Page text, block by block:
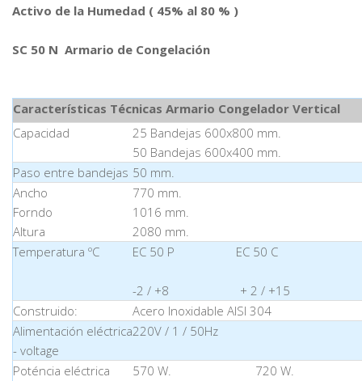
Activo de la Humedad ( 45% al 80 % )
SC 50 N Armario de Congelación
Características Técnicas Armario Congelador Vertical
Capacidad
25 Bandejas 600x800 mm.
50 Bandejas 600x400 mm.
Paso entre bandejas 50 mm.
Ancho
Forndo
Altura
770 mm.
1016 mm.
2080 mm.
Temperatura ºC
EC 50 P EC 50 C EC
-2 / +8 + 2 / +15 -24
Construido:
Acero Inoxidable AISI 304
Alimentación eléctrica
- voltage
220V / 1 / 50Hz
Poténcia eléctrica
570 W. 720 W.